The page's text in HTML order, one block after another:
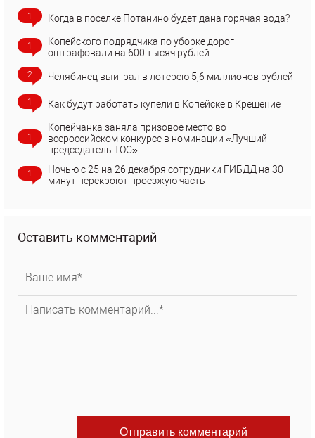
1 Когда в поселке Потанино будет дана горячая вода?
1
Копейского подрядчика по уборке дорог
оштрафовали на 600 тысяч рублей
2 Челябинец выиграл в лотерею 5,6 миллионов рублей
1 Как будут работать купели в Копейске в Крещение
1
Копейчанка заняла призовое место во
всероссийском конкурсе в номинации «Лучший
председатель ТОС»
1
Ночью с 25 на 26 декабря сотрудники ГИБДД на 30
минут перекроют проезжую часть
Оставить комментарий